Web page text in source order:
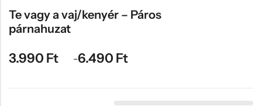
Te vagy a vaj/kenyér – Páros
párnahuzat
3.990 Ft –6.490 Ft
Hűtőmágnes, Kitűző
Plüss